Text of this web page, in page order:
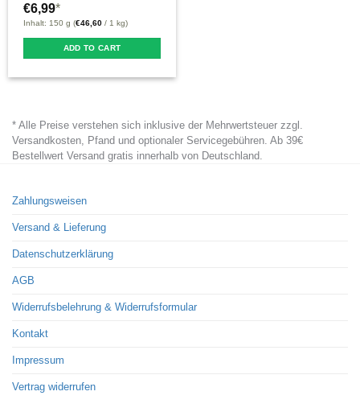
€6,99*
Inhalt: 150 g (€46,60 / 1 kg)
ADD TO CART
* Alle Preise verstehen sich inklusive der Mehrwertsteuer zzgl.
Versandkosten, Pfand und optionaler Servicegebühren. Ab 39€
Bestellwert Versand gratis innerhalb von Deutschland.
Zahlungsweisen
Versand & Lieferung
Datenschutzerklärung
AGB
Widerrufsbelehrung & Widerrufsformular
Kontakt
Impressum
Vertrag widerrufen